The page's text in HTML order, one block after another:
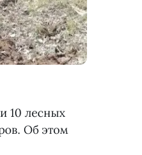
10 лесных
Об этом